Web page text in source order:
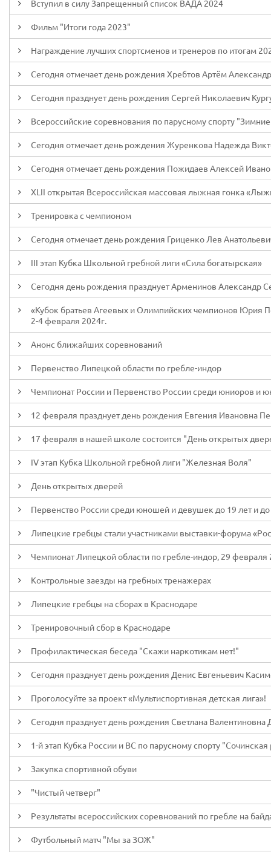
Вступил в силу Запрещенный список ВАДА 2024
Фильм "Итоги года 2023"
Награждение лучших спортсменов и тренеров по итогам
Сегодня отмечает день рождения Хребтов Артём
Сегодня празднует день рождения Сергей Николаевич
Всероссийские соревнования по парусному спорту
Сегодня отмечает день рождения Журенкова Надежда
Сегодня отмечает день рождения Пожидаев Алексей
XLII открытая Всероссийская массовая лыжная гонка
Тренировка с чемпионом
Сегодня отмечает день рождения Гриценко Лев
III этап Кубка Школьной гребной лиги «Сила богатырская»
Сегодня день рождения празднует Арменинов Александр
«Кубок братьев Агеевых и Олимпийских чемпионов Юрия
2-4 февраля 2024г.
Анонс ближайших соревнований
Первенство Липецкой области по гребле-индор
Чемпионат России и Первенство России среди юниоров и
12 февраля празднует день рождения Евгения Ивановна
17 февраля в нашей школе состоится "День открытых
IV этап Кубка Школьной гребной лиги "Железная Воля"
День открытых дверей
Первенство России среди юношей и девушек до 19 лет и
Липецкие гребцы стали участниками выставки-форума
Чемпионат Липецкой области по гребле-индор, 29 февраля
Контрольные заезды на гребных тренажерах
Липецкие гребцы на сборах в Краснодаре
Тренировочный сбор в Краснодаре
Профилактическая беседа "Скажи наркотикам нет!"
Сегодня празднует день рождения Денис Евгеньевич
Проголосуйте за проект «Мультиспортивная детская лига»!
Сегодня празднует день рождения Светлана Валентиновна
1-й этап Кубка России и ВС по парусному спорту "Сочинская
Закупка спортивной обуви
"Чистый четверг"
Результаты всероссийских соревнований по гребле на
Футбольный матч "Мы за ЗОЖ"